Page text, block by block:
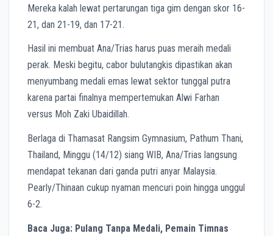
Mereka kalah lewat pertarungan tiga gim dengan skor 16-
21, dan 21-19, dan 17-21.
Hasil ini membuat Ana/Trias harus puas meraih medali
perak. Meski begitu, cabor bulutangkis dipastikan akan
menyumbang medali emas lewat sektor tunggal putra
karena partai finalnya mempertemukan Alwi Farhan
versus Moh Zaki Ubaidillah.
Berlaga di Thamasat Rangsim Gymnasium, Pathum Thani,
Thailand, Minggu (14/12) siang WIB, Ana/Trias langsung
mendapat tekanan dari ganda putri anyar Malaysia.
Pearly/Thinaan cukup nyaman mencuri poin hingga unggul
6-2.
Baca Juga: Pulang Tanpa Medali, Pemain Timnas